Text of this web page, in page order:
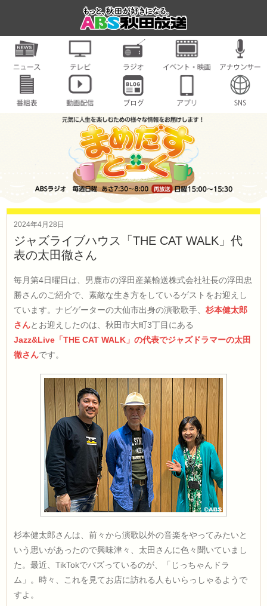
2024年4月28日
ジャズライブハウス「THE CAT WALK」代
表の太田徹さん
毎月第4日曜日は、男鹿市の浮田産業輸送株式会社社長の浮田忠
勝さんのご紹介で、素敵な生き方をしているゲストをお迎えし
ています。ナビゲーターの大仙市出身の演歌歌手、杉本健太郎
さんとお迎えしたのは、秋田市大町3丁目にある
Jazz&Live「THE CAT WALK」の代表でジャズドラマーの太田
徹さんです。
杉本健太郎さんは、前々から演歌以外の音楽をやってみたいと
いう思いがあったので興味津々、太田さんに色々聞いていまし
た。最近、TikTokでバズっているのが、「じっちゃんドラ
ム」。時々、これを見てお店に訪れる人もいらっしゃるようで
すよ。